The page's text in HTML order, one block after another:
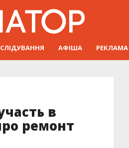
АФІША РЕКЛАМА
в
ремонт